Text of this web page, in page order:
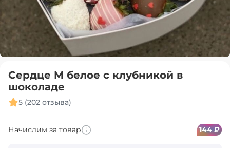
Сердце M белое с клубникой в
шоколаде
5 (202 отзыва)
Начислим за товар 144 ₽